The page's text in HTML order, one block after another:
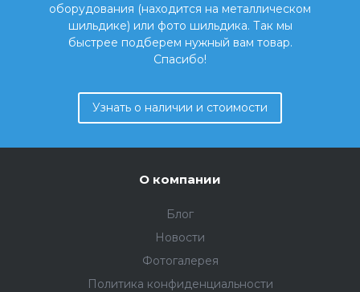
оборудования (находится на металлическом
шильдике) или фото шильдика. Так мы
быстрее подберем нужный вам товар.
Спасибо!
Узнать о наличии и стоимости
О компании
Блог
Новости
Фотогалерея
Политика конфиденциальности